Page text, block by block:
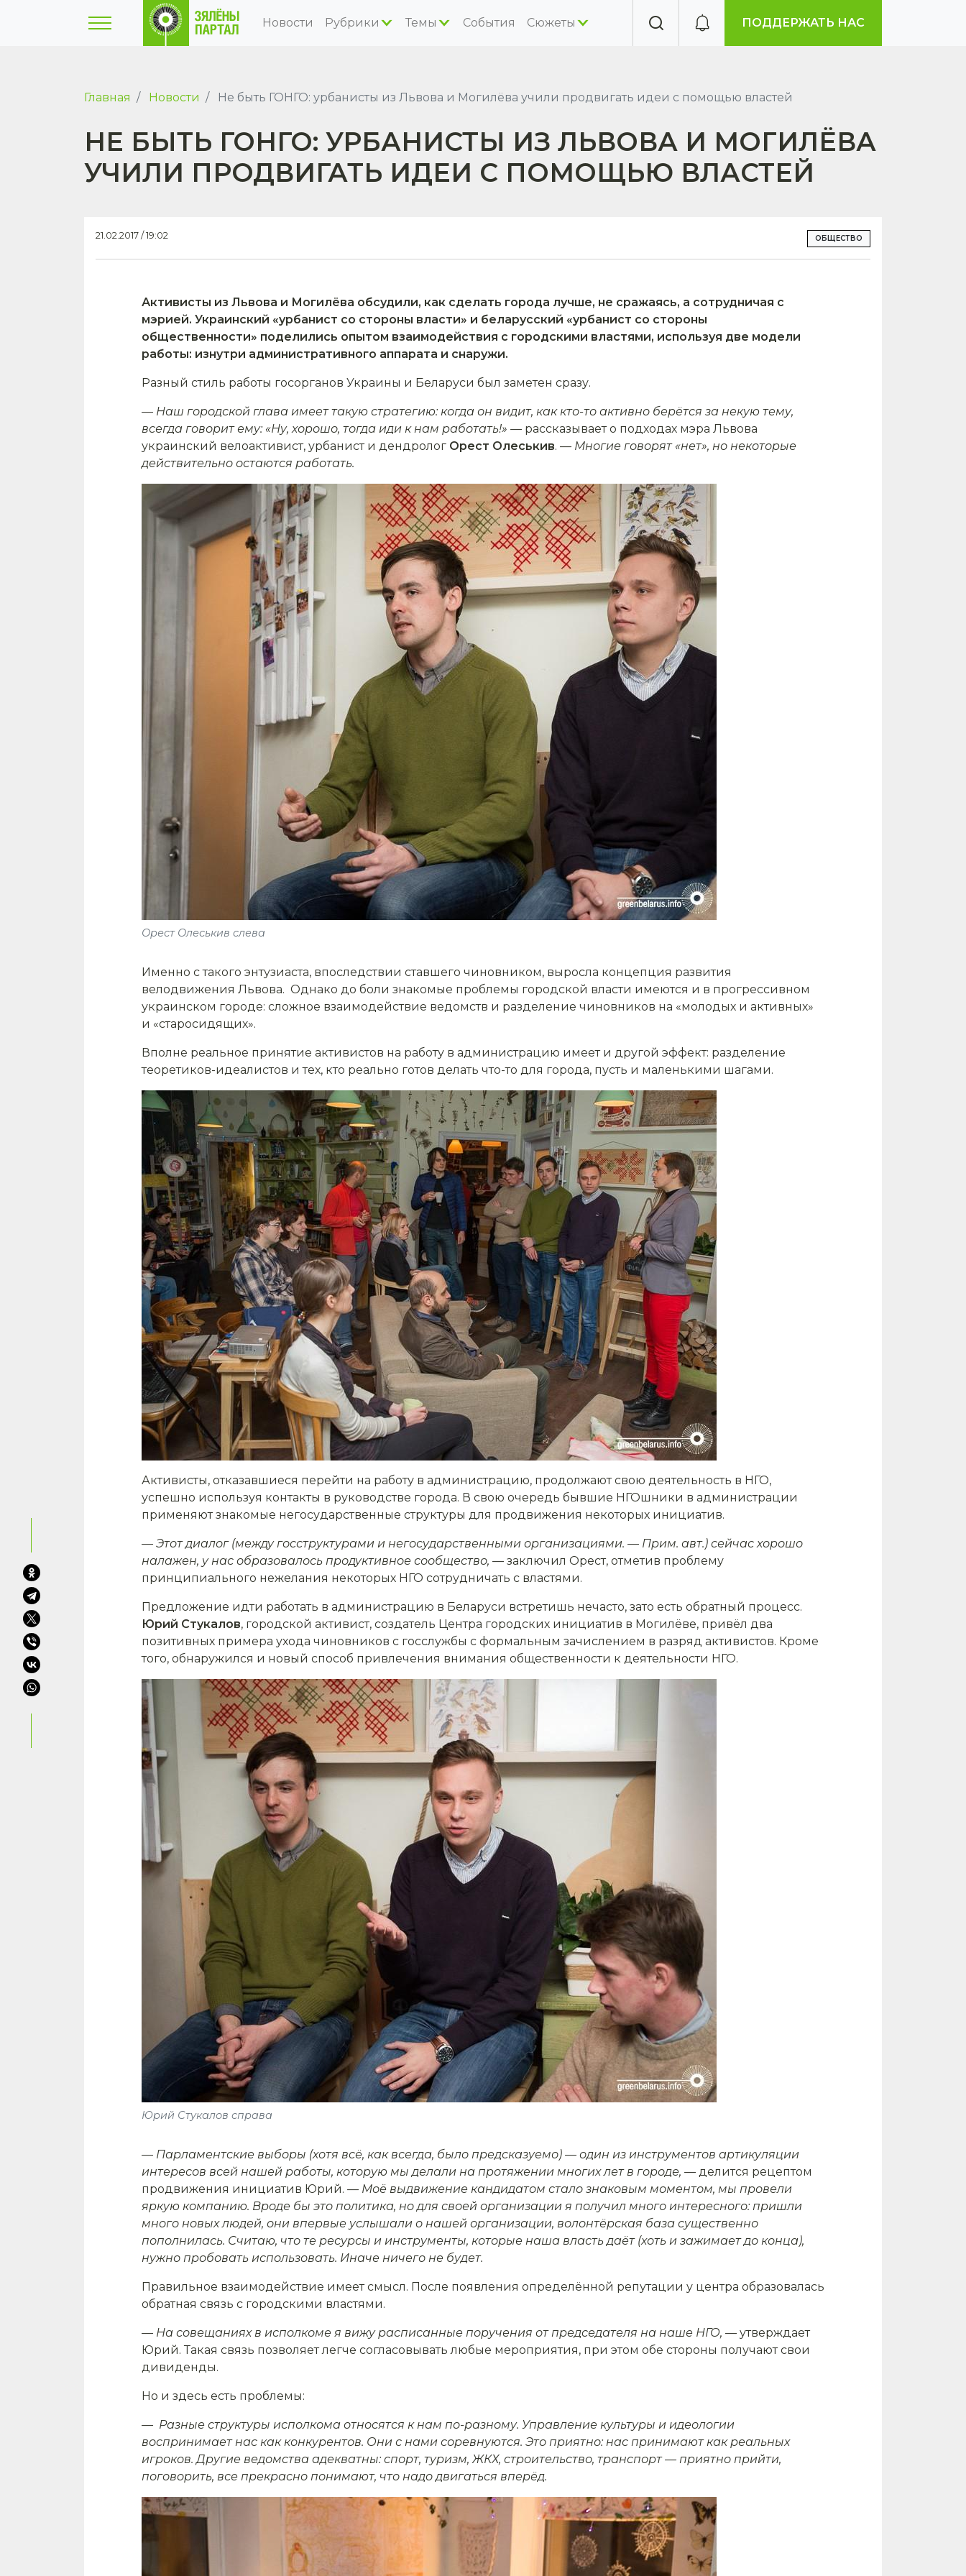
Новости Рубрики Темы События Сюжеты ПОДДЕРЖАТЬ НАС
Главная Новости Не быть ГОНГО: урбанисты из Львова и Могилёва учили продвигать идеи с помощью властей
НЕ БЫТЬ ГОНГО: УРБАНИСТЫ ИЗ ЛЬВОВА И МОГИЛЁВА
УЧИЛИ ПРОДВИГАТЬ ИДЕИ С ПОМОЩЬЮ ВЛАСТЕЙ
21.02.2017 / 19:02 ОБЩЕСТВО
Активисты из Львова и Могилёва обсудили, как сделать города лучше, не сражаясь, а сотрудничая с
мэрией. Украинский «урбанист со стороны власти» и беларусский «урбанист со стороны
общественности» поделились опытом взаимодействия с городскими властями, используя две модели
работы: изнутри административного аппарата и снаружи.
Разный стиль работы госорганов Украины и Беларуси был заметен сразу.
— Наш городской глава имеет такую стратегию: когда он видит, как кто-то активно берётся за некую тему,
всегда говорит ему: «Ну, хорошо, тогда иди к нам работать!» — рассказывает о подходах мэра Львова
украинский велоактивист, урбанист и дендролог Орест Олеськив. — Многие говорят «нет», но некоторые
действительно остаются работать.
Орест Олеськив слева
Именно с такого энтузиаста, впоследствии ставшего чиновником, выросла концепция развития
велодвижения Львова. Однако до боли знакомые проблемы городской власти имеются и в прогрессивном
украинском городе: сложное взаимодействие ведомств и разделение чиновников на «молодых и активных»
и «старосидящих».
Вполне реальное принятие активистов на работу в администрацию имеет и другой эффект: разделение
теоретиков-идеалистов и тех, кто реально готов делать что-то для города, пусть и маленькими шагами.
Активисты, отказавшиеся перейти на работу в администрацию, продолжают свою деятельность в НГО,
успешно используя контакты в руководстве города. В свою очередь бывшие НГОшники в администрации
применяют знакомые негосударственные структуры для продвижения некоторых инициатив.
— Этот диалог (между госструктурами и негосударственными организациями. — Прим. авт.) сейчас хорошо
налажен, у нас образовалось продуктивное сообщество, — заключил Орест, отметив проблему
принципиального нежелания некоторых НГО сотрудничать с властями.
Предложение идти работать в администрацию в Беларуси встретишь нечасто, зато есть обратный процесс.
Юрий Стукалов, городской активист, создатель Центра городских инициатив в Могилёве, привёл два
позитивных примера ухода чиновников с госслужбы с формальным зачислением в разряд активистов. Кроме
того, обнаружился и новый способ привлечения внимания общественности к деятельности НГО.
Юрий Стукалов справа
— Парламентские выборы (хотя всё, как всегда, было предсказуемо) — один из инструментов артикуляции
интересов всей нашей работы, которую мы делали на протяжении многих лет в городе, — делится рецептом
продвижения инициатив Юрий. — Моё выдвижение кандидатом стало знаковым моментом, мы провели
яркую компанию. Вроде бы это политика, но для своей организации я получил много интересного: пришли
много новых людей, они впервые услышали о нашей организации, волонтёрская база существенно
пополнилась. Считаю, что те ресурсы и инструменты, которые наша власть даёт (хоть и зажимает до конца),
нужно пробовать использовать. Иначе ничего не будет.
Правильное взаимодействие имеет смысл. После появления определённой репутации у центра образовалась
обратная связь с городскими властями.
— На совещаниях в исполкоме я вижу расписанные поручения от председателя на наше НГО, — утверждает
Юрий. Такая связь позволяет легче согласовывать любые мероприятия, при этом обе стороны получают свои
дивиденды.
Но и здесь есть проблемы:
— Разные структуры исполкома относятся к нам по-разному. Управление культуры и идеологии
воспринимает нас как конкурентов. Они с нами соревнуются. Это приятно: нас принимают как реальных
игроков. Другие ведомства адекватны: спорт, туризм, ЖКХ, строительство, транспорт — приятно прийти,
поговорить, все прекрасно понимают, что надо двигаться вперёд.